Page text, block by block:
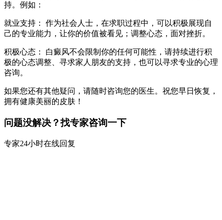
持。例如：
就业支持： 作为社会人士，在求职过程中，可以积极展现自
己的专业能力，让你的价值被看见；调整心态，面对挫折。
积极心态： 白癜风不会限制你的任何可能性，请持续进行积
极的心态调整、寻求家人朋友的支持，也可以寻求专业的心理
咨询。
如果您还有其他疑问，请随时咨询您的医生。祝您早日恢复，
拥有健康美丽的皮肤！
问题没解决？找专家咨询一下
专家24小时在线回复